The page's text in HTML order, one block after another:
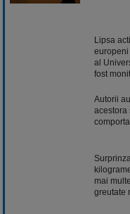
Lipsa
europeni
al
fost
Autorii
acestora
mai
greutate